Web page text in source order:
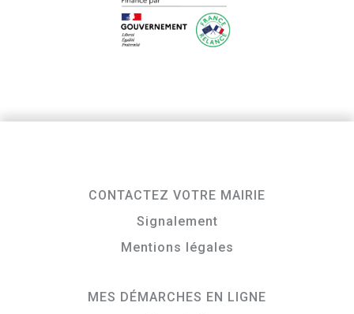
CONTACTEZ VOTRE MAIRIE
Signalement
Mentions légales
MES DÉMARCHES EN LIGNE